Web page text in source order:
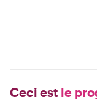
Ceci est le